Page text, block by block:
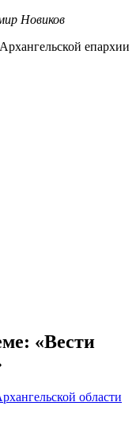
Новиков
епархии
«Вести